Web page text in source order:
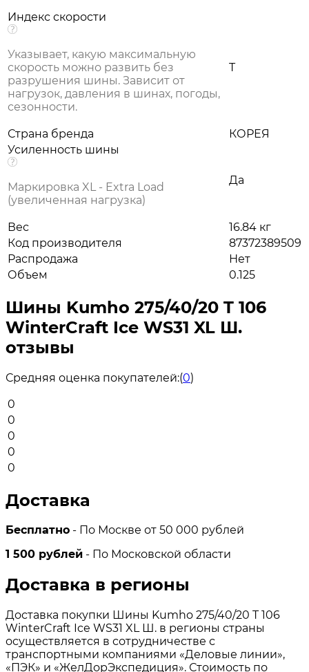
Индекс скорости
Указывает, какую максимальную
скорость можно развить без
разрушения шины. Зависит от
нагрузок, давления в шинах, погоды,
сезонности.
T
Страна бренда
КОРЕЯ
Усиленность шины
Маркировка XL - Extra Load
(увеличенная нагрузка)
Да
Вес
16.84 кг
Код производителя
87372389509
Распродажа
Нет
Объем
0.125
Шины Kumho 275/40/20 T 106
WinterCraft Ice WS31 XL Ш.
отзывы
Средняя оценка покупателей:(0)
0
0
0
0
0
Доставка
Бесплатно - По Москве от 50 000 рублей
1 500 рублей - По Московской области
Доставка в регионы
Доставка покупки Шины Kumho 275/40/20 T 106
WinterCraft Ice WS31 XL Ш. в регионы страны
осуществляется в сотрудничестве с
транспортными компаниями «Деловые линии»,
«ПЭК» и «ЖелДорЭкспедиция». Стоимость по